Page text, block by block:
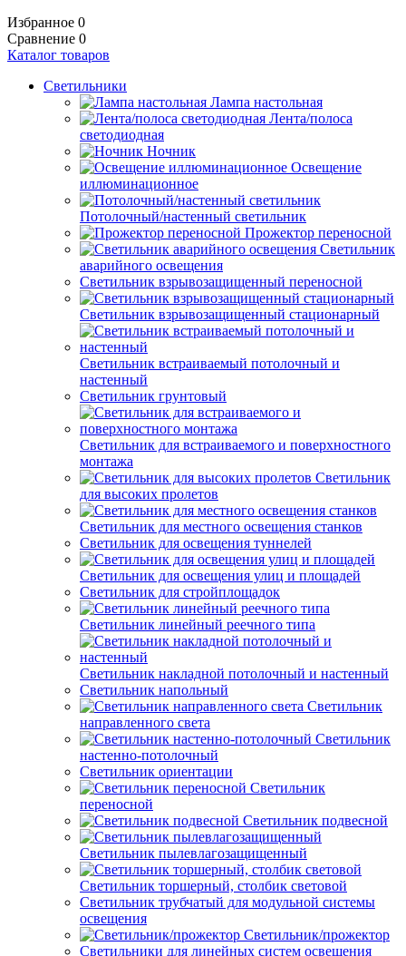
Избранное 0
Сравнение 0
Каталог товаров
Светильники
Лампа настольная
Лента/полоса
светодиодная
Ночник
Освещение
иллюминационное
Потолочный/настенный светильник
Прожектор переносной
Светильник
аварийного освещения
Светильник взрывозащищенный переносной
Светильник взрывозащищенный стационарный
Светильник встраиваемый потолочный и
настенный
Светильник грунтовый
Светильник для встраиваемого и поверхностного
монтажа
Светильник
для высоких пролетов
Светильник для местного освещения станков
Светильник для освещения туннелей
Светильник для освещения улиц и площадей
Светильник для стройплощадок
Светильник линейный реечного типа
Светильник накладной потолочный и настенный
Светильник напольный
Светильник
направленного света
Светильник
настенно-потолочный
Светильник ориентации
Светильник
переносной
Светильник подвесной
Светильник пылевлагозащищенный
Светильник торшерный, столбик световой
Светильник трубчатый для модульной системы
освещения
Светильник/прожектор
Светильники для линейных систем освещения